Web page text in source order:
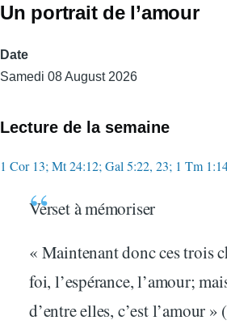
Un portrait de l’amour
Date
Samedi 08 August 2026
Lecture de la semaine
1 Cor 13; Mt 24:12; Gal 5:22, 23; 1 Tm
Verset à mémoriser
« Maintenant donc ces trois
foi, l’espérance, l’amour;
d’entre elles, c’est l’amour » (